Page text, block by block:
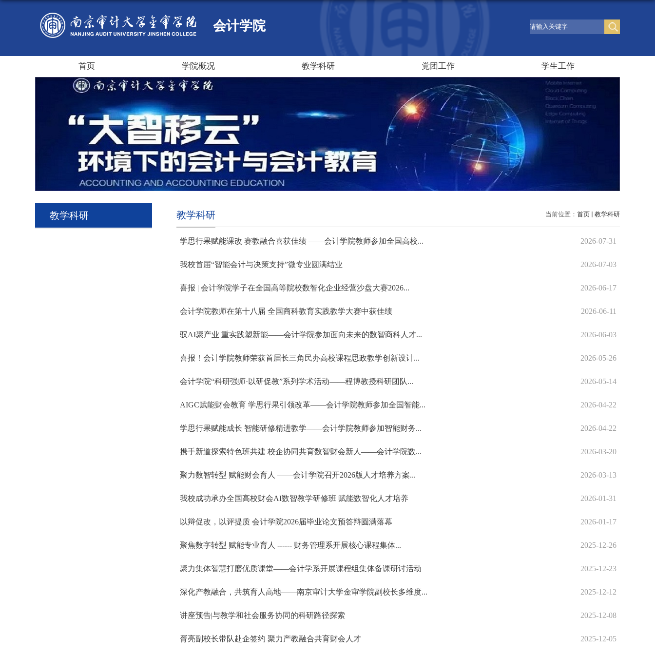
会计学院
首页 学院概况 教学科研 党团工作 学生工作
教学科研 当前位置： 首页 教学科研
教学科研
学思行果赋能课改 赛教融合喜获佳绩 ——会计学院教师参加全国高校... 2026-07-31
我校首届“智能会计与决策支持”微专业圆满结业 2026-07-03
喜报 | 会计学院学子在全国高等院校数智化企业经营沙盘大赛2026... 2026-06-17
会计学院教师在第十八届 全国商科教育实践教学大赛中获佳绩 2026-06-11
驭AI聚产业 重实践塑新能——会计学院参加面向未来的数智商科人才... 2026-06-03
喜报！会计学院教师荣获首届长三角民办高校课程思政教学创新设计... 2026-05-26
会计学院“科研强师·以研促教”系列学术活动——程博教授科研团队... 2026-05-14
AIGC赋能财会教育 学思行果引领改革——会计学院教师参加全国智能... 2026-04-22
学思行果赋能成长 智能研修精进教学——会计学院教师参加智能财务... 2026-04-22
携手新道探索特色班共建 校企协同共育数智财会新人——会计学院数... 2026-03-20
聚力数智转型 赋能财会育人 ——会计学院召开2026版人才培养方案... 2026-03-13
我校成功承办全国高校财会AI数智教学研修班 赋能数智化人才培养 2026-01-31
以辩促改，以评提质 会计学院2026届毕业论文预答辩圆满落幕 2026-01-17
聚焦数字转型 赋能专业育人 ------ 财务管理系开展核心课程集体... 2025-12-26
聚力集体智慧打磨优质课堂——会计学系开展课程组集体备课研讨活动 2025-12-23
深化产教融合，共筑育人高地——南京审计大学金审学院副校长多维度... 2025-12-12
讲座预告|与教学和社会服务协同的科研路径探索 2025-12-08
胥亮副校长带队赴企签约 聚力产教融合共育财会人才 2025-12-05